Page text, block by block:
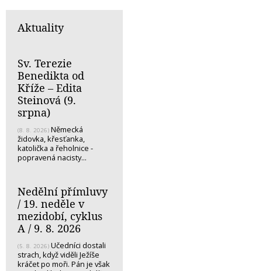
Aktuality
Sv. Terezie
Benedikta od
Kříže – Edita
Steinová (9.
srpna)
(8. 8. 2026) Německá
židovka, křesťanka,
katolička a řeholnice -
popravená nacisty...
Nedělní přímluvy
/ 19. neděle v
mezidobí, cyklus
A / 9. 8. 2026
(5. 8. 2026) Učedníci dostali
strach, když viděli Ježíše
kráčet po moři. Pán je však